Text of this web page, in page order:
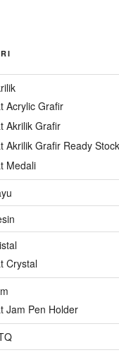
Acrylic Grafir
Akrilik Grafir
Akrilik Grafir Ready Stock
Medali
Crystal
Jam Pen Holder